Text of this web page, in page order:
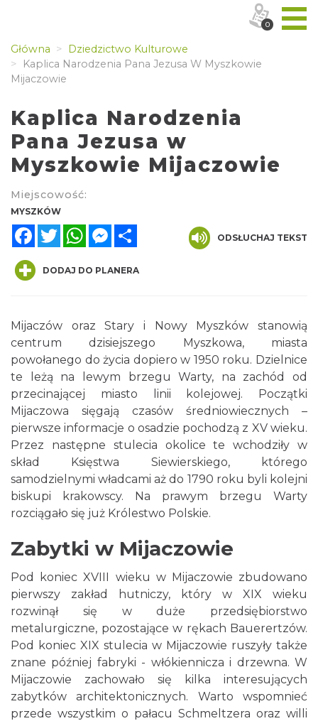
Główna
Dziedzictwo Kulturowe
Kaplica Narodzenia Pana Jezusa W Myszkowie
Mijaczowie
Kaplica Narodzenia
Pana Jezusa w
Myszkowie Mijaczowie
Miejscowość:
MYSZKÓW
FacebookTwitterWhatsAppMessenger
ODSŁUCHAJ TEKST
DODAJ DO PLANERA
Mijaczów oraz Stary i Nowy Myszków stanowią
centrum dzisiejszego Myszkowa, miasta
powołanego do życia dopiero w 1950 roku. Dzielnice
te leżą na lewym brzegu Warty, na zachód od
przecinającej miasto linii kolejowej. Początki
Mijaczowa sięgają czasów średniowiecznych –
pierwsze informacje o osadzie pochodzą z XV wieku.
Przez następne stulecia okolice te wchodziły w
skład Księstwa Siewierskiego, którego
samodzielnymi władcami aż do 1790 roku byli kolejni
biskupi krakowscy. Na prawym brzegu Warty
rozciągało się już Królestwo Polskie.
Zabytki w Mijaczowie
Pod koniec XVIII wieku w Mijaczowie zbudowano
pierwszy zakład hutniczy, który w XIX wieku
rozwinął się w duże przedsiębiorstwo
metalurgiczne, pozostające w rękach Bauerertzów.
Pod koniec XIX stulecia w Mijaczowie ruszyły także
znane później fabryki - włókiennicza i drzewna. W
Mijaczowie zachowało się kilka interesujących
zabytków architektonicznych. Warto wspomnieć
przede wszystkim o pałacu Schmeltzera oraz willi
0